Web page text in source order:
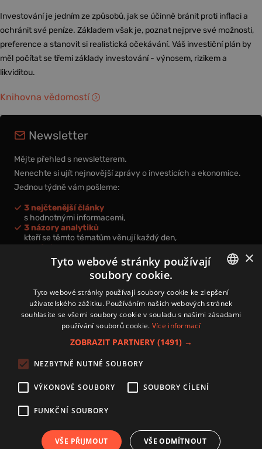
Investování je jedním ze způsobů, jak se účinně bránit proti inflaci a
ochránit své peníze. Základem však je, poznat nejprve své možnosti,
preference a stanovit si realistická očekávání. Váš investiční plán by
měl počítat se třemi základy investování - výnosem, rizikem a
likviditou.
Knihovna vědomostí
Newsletter
Mějte přehled s newsletterem.
Nenechte si ujít nejnovější zprávy o investicích a ekonomice.
Jednou týdně vám pošleme:
3 nejčtenější články
s hodnotnými informacemi,
3 názory analytiků
kteří se těmto tématům věnují každý den,
nová videa a podcasty
k prohloubení vašich znalostí.
Přihlášením k newsletteru vyjadřujete svůj souhlas spodmínkami
zpracování osobních údajů.
Zásady používání souborů cookies
Autoři
Nastavení cookies
CZECH
×
Tyto webové stránky používají
soubory cookie.
Tyto webové stránky používají soubory cookie ke zlepšení
uživatelského zážitku. Používáním našich webových stránek
souhlasíte se všemi soubory cookie v souladu s našimi zásadami
používání souborů cookie. Více informací
ZOBRAZIT PARTNERY (1491) →
NEZBYTNĚ NUTNÉ SOUBORY
VÝKONOVÉ SOUBORY SOUBORY CÍLENÍ
FUNKČNÍ SOUBORY
VŠE PŘIJMOUT VŠE ODMÍTNOUT